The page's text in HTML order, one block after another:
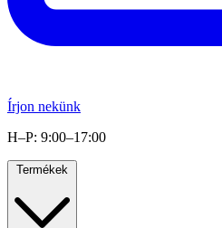
Írjon nekünk
H–P: 9:00–17:00
Termékek